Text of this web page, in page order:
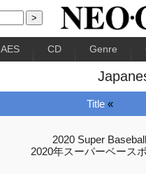
AES CD Genre
Title«
2020 Super Baseball
2020年スーパーベース